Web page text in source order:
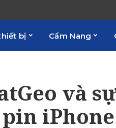
bị Cẩm Nang
và
iPhone